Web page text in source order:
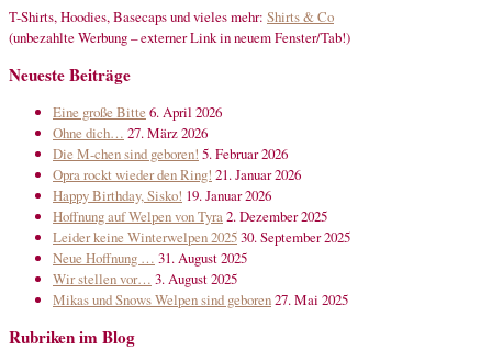
T-Shirts, Hoodies, Basecaps und vieles mehr: Shirts & Co
(unbezahlte Werbung – externer Link in neuem Fenster/Tab!)
Neueste Beiträge
Eine große Bitte 6. April 2026
Ohne dich… 27. März 2026
Die M-chen sind geboren! 5. Februar 2026
Opra rockt wieder den Ring! 21. Januar 2026
Happy Birthday, Sisko! 19. Januar 2026
Hoffnung auf Welpen von Tyra2. Dezember 2025
Leider keine Winterwelpen 202530. September 2025
Neue Hoffnung … 31. August 2025
Wir stellen vor… 3. August 2025
Mikas und Snows Welpen sind geboren27. Mai 2025
Rubriken im Blog